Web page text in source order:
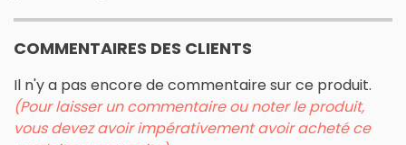
COMMENTAIRES DES CLIENTS
Il n'y a pas encore de commentaire sur ce produit.
(Pour laisser un commentaire ou noter le produit,
vous devez avoir impérativement avoir acheté ce